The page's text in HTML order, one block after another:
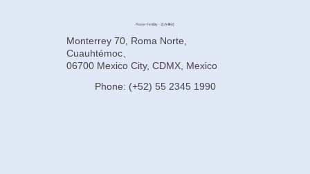
Power Fertility - 总办事处
Monterrey 70, Roma Norte,
Cuauhtémoc、
06700 Mexico City, CDMX, Mexico
Phone: (+52) 55 2345 1990